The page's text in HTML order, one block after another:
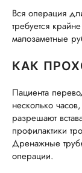
Вся операция
требуется
малозаметные
КАК
Пациента
несколько
разрешают
профилактики
Дренажные
операции.